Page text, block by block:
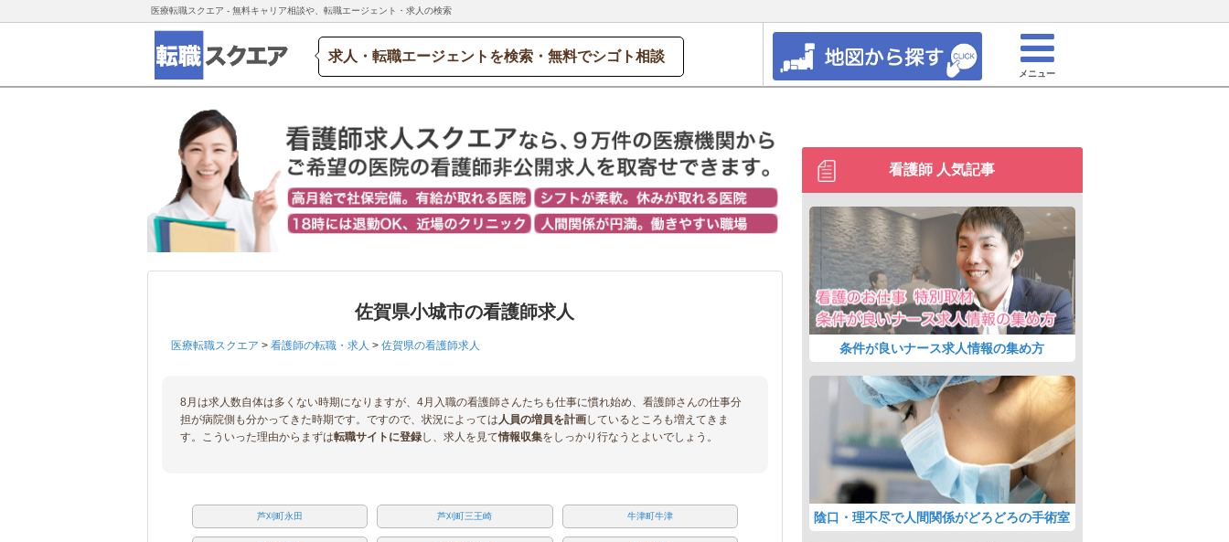
医療転職スクエア - 無料キャリア相談や、転職エージェント・求人の検索
求人・転職エージェントを検索・無料でシゴト相談
メニュー
佐賀県小城市の看護師求人
医療転職スクエア > 看護師の転職・求人 > 佐賀県の看護師求人
8月は求人数自体は多くない時期になりますが、4月入職の看護師さんたちも仕事に慣れ始め、看護師さんの仕事分
担が病院側も分かってきた時期です。ですので、状況によっては人員の増員を計画しているところも増えてきま
す。こういった理由からまずは転職サイトに登録し、求人を見て情報収集をしっかり行なうとよいでしょう。
芦刈町永田 芦刈町三王崎 牛津町牛津
看護師 人気記事
条件が良いナース求人情報の集め方
陰口・理不尽で人間関係がどろどろの手術室